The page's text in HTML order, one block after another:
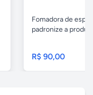
Fomadora de
padronize a
R$ 90,00